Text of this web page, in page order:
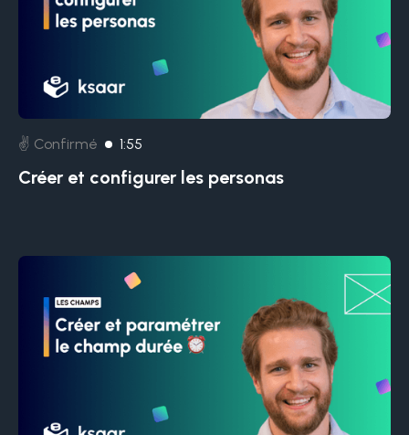
✌️ Confirmé 1:55
Créer et configurer les personas